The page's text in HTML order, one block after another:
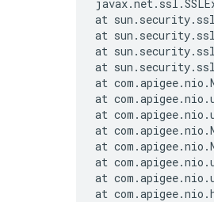
javax.net . ssl .
at sun . security. ssl
at sun . security. ssl
at sun . security. ssl
at sun . security. ssl
at com .apigee.nio .
at com .apigee.nio .
at com .apigee.nio .
at com .apigee.nio .
at com .apigee.nio .
at com .apigee.nio .
at com .apigee.nio .
at com .apigee.nio .